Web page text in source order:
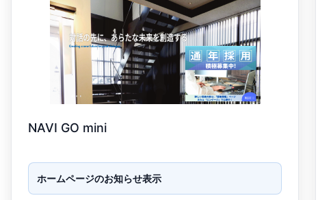
NAVI GO mini
ホームページのお知らせ表示